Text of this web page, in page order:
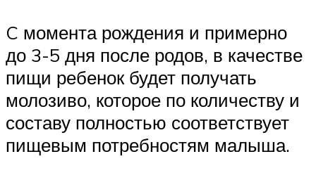
C момента рождения и примерно
до 3-5 дня после родов, в качестве
пищи ребенок будет получать
молозиво, которое по количеству и
составу полностью соответствует
пищевым потребностям малыша.